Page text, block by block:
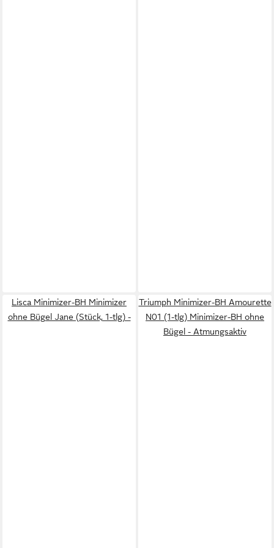
Lisca Minimizer-BH Minimizer
ohne Bügel Jane (Stück, 1-tlg) -
Triumph Minimizer-BH Amourette
N01 (1-tlg) Minimizer-BH ohne
Bügel - Atmungsaktiv